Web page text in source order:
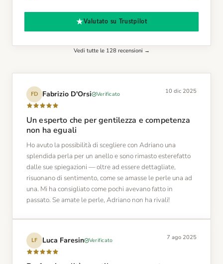
Valutato su Trustpilot
Vedi tutte le 128 recensioni →
FD Fabrizio D'Orsi Verificato 10 dic 2025
Un esperto che per gentilezza e competenza
non ha eguali
Ho avuto la possibilità di scegliere con Adriano una
splendida perla per un anello e sono rimasto esterefatto
dalle sue spiegazioni — oltre ad essere dettagliate,
risuonano di sentimento, come se amasse le perle una ad
una. Mi ha consigliato come pochi avevano fatto in
passato. Se amate le perle, Adriano non ha rivali!
LF Luca Faresin Verificato 7 ago 2025